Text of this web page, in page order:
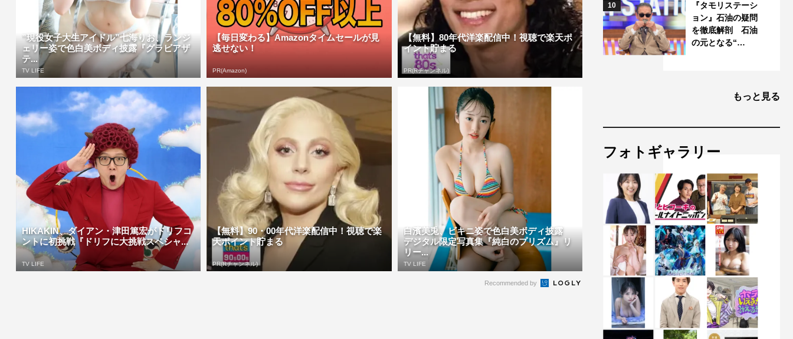
”現役女子大生アイドル”七海りお、ランジ
ェリー姿で色白美ボディ披露『グラビアザ
テ...
TV LIFE
【毎日変わる】Amazonタイムセールが見
逃せない！
PR(Amazon)
【無料】80年代洋楽配信中！視聴で楽天ポ
イント貯まる
PR(Rチャンネル)
HIKAKIN、ダイアン・津田篤宏がドリフコ
ントに初挑戦『ドリフに大挑戦スペシャ...
TV LIFE
【無料】90・00年代洋楽配信中！視聴で楽
天ポイント貯まる
PR(Rチャンネル)
白濱美兎、ビキニ姿で色白美ボディ披露
デジタル限定写真集『純白のプリズム』リ
リー...
TV LIFE
Recommended by
10
『タモリステーシ
ョン』石油の疑問
を徹底解剖 石油
の元となる“…
もっと見る
フォトギャラリー